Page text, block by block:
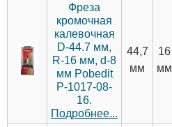
Фреза
кромочная
калевочная
D-44.7 мм,
R-16 мм, d-8
мм Pobedit
P-1017-08-
16.
Подробнее...
44,7
мм
16
мм